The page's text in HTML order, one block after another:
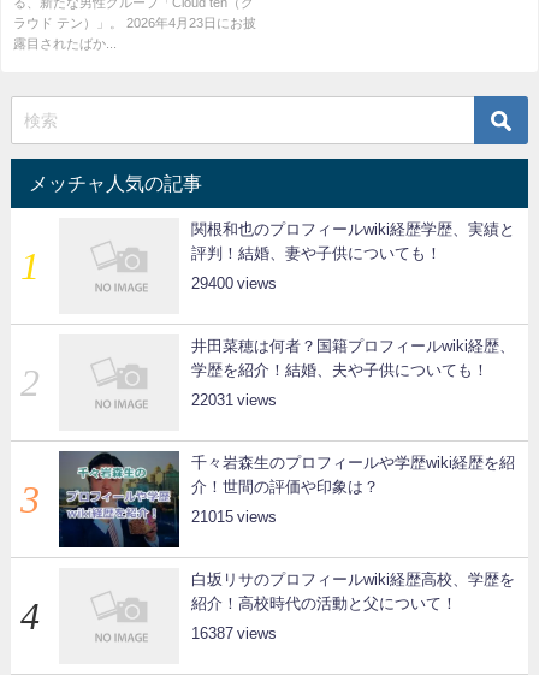
ラウド テン）」。 2026年4月23日にお披
露目されたばか...
メッチャ人気の記事
関根和也のプロフィールwiki経歴学歴、実績と
評判！結婚、妻や子供についても！
29400
井田菜穂は何者？国籍プロフィールwiki経歴、
学歴を紹介！結婚、夫や子供についても！
22031
千々岩森生のプロフィールや学歴wiki経歴を紹
介！世間の評価や印象は？
21015
白坂リサのプロフィールwiki経歴高校、学歴を
紹介！高校時代の活動と父について！
16387